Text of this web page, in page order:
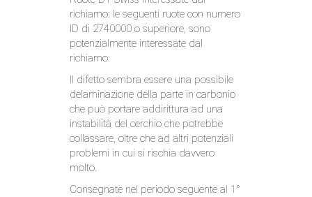
richiamo: le seguenti ruote con numero
ID di 2740000 o superiore, sono
potenzialmente interessate dal
richiamo.
Il difetto sembra essere una possibile
delaminazione della parte in carbonio
che può portare addirittura ad una
instabilità del cerchio che potrebbe
collassare, oltre che ad altri potenziali
problemi in cui si rischia davvero
molto.
Consegnate nel periodo seguente al 1°